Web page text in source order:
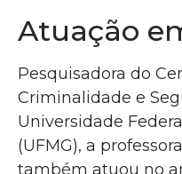
Atuação
Pesquisadora do
Criminalidade e
Universidade
(UFMG), a
também atuou no